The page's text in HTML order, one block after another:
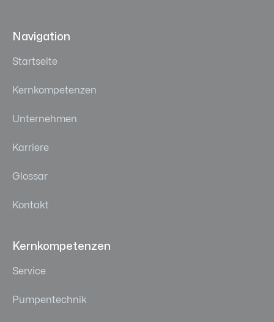
Navigation
Startseite
Kernkompetenzen
Unternehmen
Karriere
Glossar
Kontakt
Kernkompetenzen
Service
Pumpentechnik